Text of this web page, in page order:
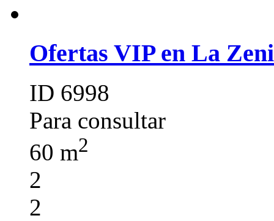
Ofertas VIP en La
ID 6998
Para consultar
60 m2
2
2